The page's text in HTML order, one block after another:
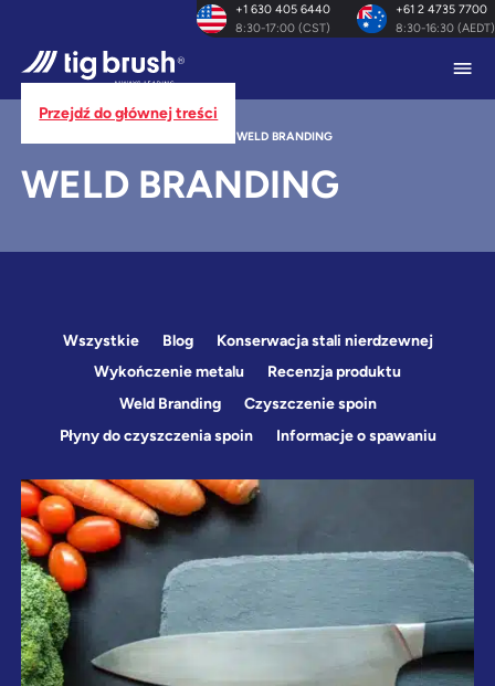
Przejdź do głównej treści
+1 630 405 6440
8:30-17:00 (CST)
+61 2 4735 7700
8:30-16:30 (AEDT)
/WELD BRANDING
WELD BRANDING
Wszystkie Blog
Konserwacja stali nierdzewnej
Wykończenie metalu
Recenzja produktu
Weld Branding
Czyszczenie spoin
Płyny do czyszczenia spoin
Informacje o spawaniu